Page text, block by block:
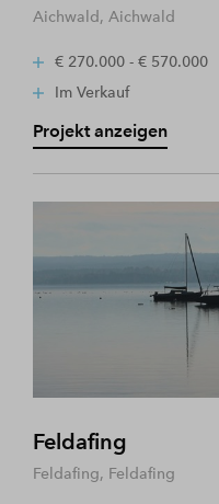
Aichwald, Aichwald
€ 270.000 - € 570.000
Im Verkauf
Projekt anzeigen
Feldafing
Feldafing, Feldafing